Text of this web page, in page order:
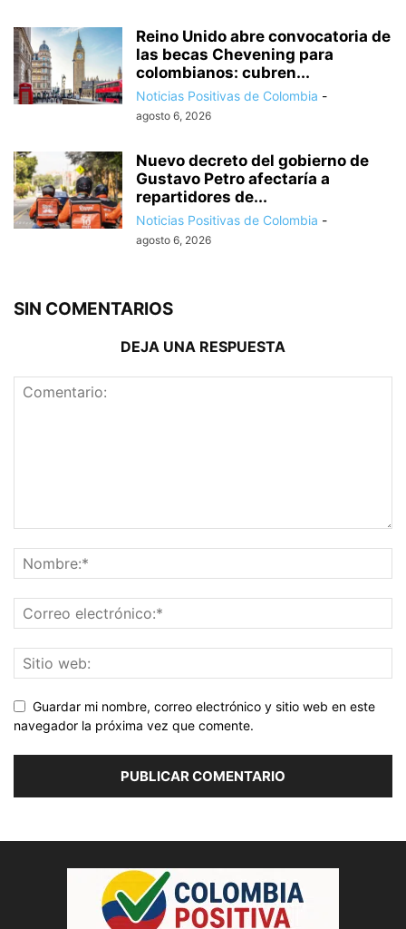
Reino Unido abre convocatoria de
las becas Chevening para
colombianos: cubren...
Noticias Positivas de Colombia -
agosto 6, 2026
Nuevo decreto del gobierno de
Gustavo Petro afectaría a
repartidores de...
Noticias Positivas de Colombia -
agosto 6, 2026
SIN COMENTARIOS
DEJA UNA RESPUESTA
Guardar mi nombre, correo electrónico y sitio web en este
navegador la próxima vez que comente.